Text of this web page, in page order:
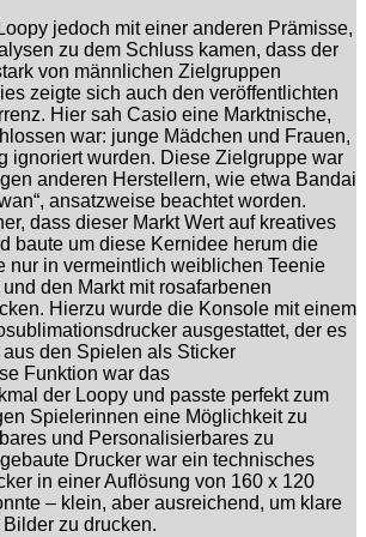
jedoch mit einer anderen Prämisse,
zu dem Schluss kamen, dass der
von männlichen Zielgruppen
zeigte sich auch den veröffentlichten
Hier sah Casio eine Marktnische,
war: junge Mädchen und Frauen,
ignoriert wurden. Diese Zielgruppe war
anderen Herstellern, wie etwa Bandai
ansatzweise beachtet worden.
dass dieser Markt Wert auf kreatives
baute um diese Kernidee herum die
nur in vermeintlich weiblichen Teenie
den Markt mit rosafarbenen
Hierzu wurde die Konsole mit einem
ausgestattet, der es
den Spielen als Sticker
Funktion war das
der Loopy und passte perfekt zum
Spielerinnen eine Möglichkeit zu
und Personalisierbares zu
Drucker war ein technisches
in einer Auflösung von 160 x 120
– klein, aber ausreichend, um klare
zu drucken.